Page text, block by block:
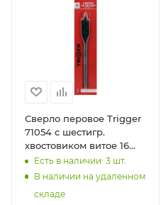
Сверло перовое Trigger
71054 с шестигр.
хвостовиком витое 16
мм, тов-173544
Есть в наличии: 3 шт.
В наличии на удаленном
складе